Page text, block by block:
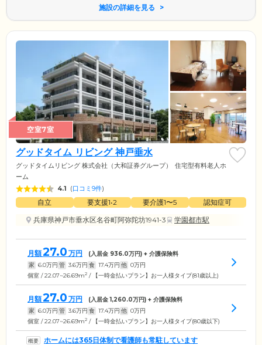
施設の詳細を見る
空室7室
グッドタイム リビング 神戸垂水
グッドタイムリビング 株式会社（大和証券グループ）
住宅型有料老人ホ
ーム
4.1 (口コミ9件)
自立 要支援1•2 要介護1〜5
認知症可
兵庫県神戸市垂水区名谷町阿弥陀坊1941-3
学園都市駅
月額27.0 万円 (入居金 936.0万円) + 介護保険料
家 6.0万円 管 3.6万円 食 17.4万円 他 0万円
個室 / 22.07~26.69m2 / 【一時金払いプラン】お一人様タイプ(81歳以上)
月額27.0 万円 (入居金1,260.0万円) + 介護保険料
家 6.0万円 管 3.6万円 食 17.4万円 他 0万円
個室 / 22.07~26.69m2 / 【一時金払いプラン】お一人様タイプ(80歳以下)
ホームには365日体制で看護師も常駐しています